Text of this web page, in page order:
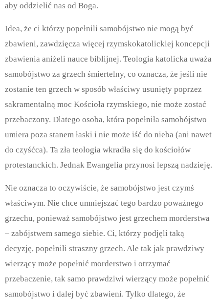
aby oddzielić nas od Boga.
Idea, że ci którzy popełnili samobójstwo nie mogą być
zbawieni, zawdzięcza więcej rzymskokatolickiej koncepcji
zbawienia aniżeli nauce biblijnej. Teologia katolicka uważa
samobójstwo za grzech śmiertelny, co oznacza, że jeśli nie
zostanie ten grzech w sposób właściwy usunięty poprzez
sakramentalną moc Kościoła rzymskiego, nie może zostać
przebaczony. Dlatego osoba, która popełniła samobójstwo
umiera poza stanem łaski i nie może iść do nieba (ani nawet
do czyśćca). Ta zła teologia wkradła się do kościołów
protestanckich. Jednak Ewangelia przynosi lepszą nadzieję.
Nie oznacza to oczywiście, że samobójstwo jest czymś
właściwym. Nie chce umniejszać tego bardzo poważnego
grzechu, ponieważ samobójstwo jest grzechem morderstwa
– zabójstwem samego siebie. Ci, którzy podjęli taką
decyzję, popełnili straszny grzech. Ale tak jak prawdziwy
wierzący może popełnić morderstwo i otrzymać
przebaczenie, tak samo prawdziwi wierzący może popełnić
samobójstwo i dalej być zbawieni. Tylko dlatego, że